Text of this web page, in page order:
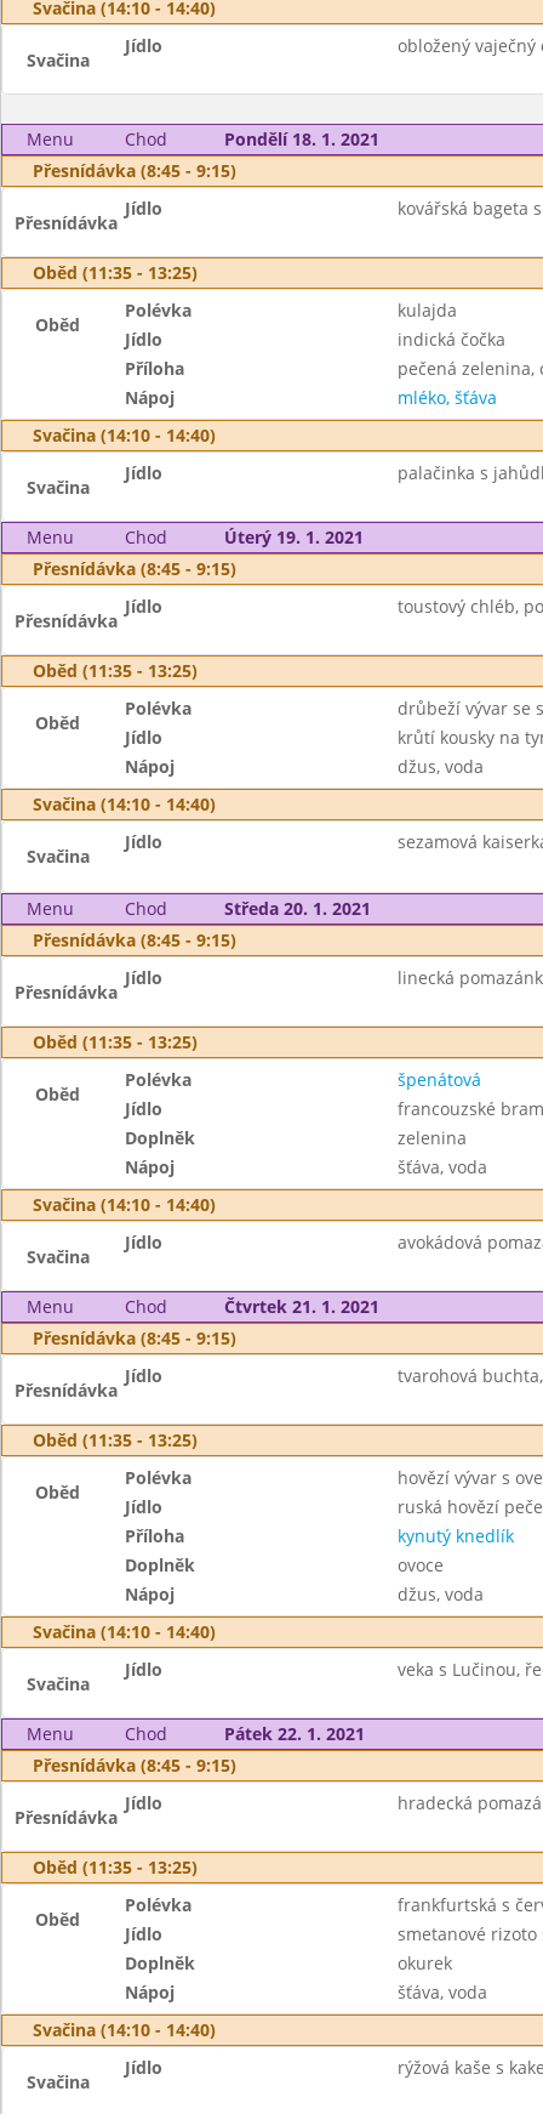
Svačina (14:10 - 14:40)
Svačina
Jídlo obložený
Menu Chod
Pondělí 18. 1. 2021
Přesnídávka (8:45 - 9:15)
Přesnídávka
Jídlo kovářská bageta
Oběd (11:35 - 13:25)
Oběd
Polévka
kulajda
Jídlo
indická čočka
Příloha
pečená zelenina,
Nápoj
mléko, šťáva
Svačina (14:10 - 14:40)
Svačina
Jídlo palačinka s
Menu Chod
Úterý 19. 1. 2021
Přesnídávka (8:45 - 9:15)
Přesnídávka
Jídlo toustový chléb,
Oběd (11:35 - 13:25)
Oběd
Polévka
drůbeží vývar se
Jídlo
krůtí kousky na
Nápoj
džus, voda
Svačina (14:10 - 14:40)
Svačina
Jídlo sezamová
Menu Chod
Středa 20. 1. 2021
Přesnídávka (8:45 - 9:15)
Přesnídávka
Jídlo linecká
Oběd (11:35 - 13:25)
Oběd
Polévka
špenátová
Jídlo
francouzské
Doplněk
zelenina
Nápoj
šťáva, voda
Svačina (14:10 - 14:40)
Svačina
Jídlo avokádová
Menu Chod
Čtvrtek 21. 1. 2021
Přesnídávka (8:45 - 9:15)
Přesnídávka
Jídlo tvarohová
Oběd (11:35 - 13:25)
Oběd
Polévka
hovězí vývar s
Jídlo
ruská hovězí
Příloha
kynutý knedlík
Doplněk
ovoce
Nápoj
džus, voda
Svačina (14:10 - 14:40)
Svačina
Jídlo veka s Lučinou,
Menu Chod
Pátek 22. 1. 2021
Přesnídávka (8:45 - 9:15)
Přesnídávka
Jídlo hradecká
Oběd (11:35 - 13:25)
Oběd
Polévka
frankfurtská s
Jídlo
smetanové rizoto
Doplněk
okurek
Nápoj
šťáva, voda
Svačina (14:10 - 14:40)
Svačina
Jídlo rýžová kaše s